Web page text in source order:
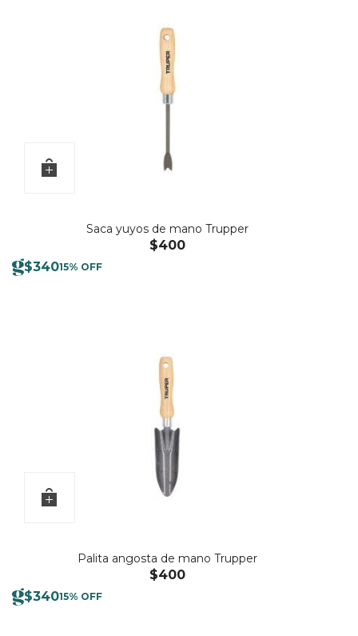
Saca yuyos de mano Trupper
$400
$34015% OFF
Palita angosta de mano Trupper
$400
$34015% OFF